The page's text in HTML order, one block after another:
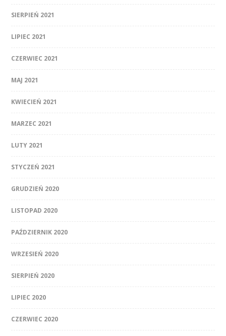
SIERPIEŃ 2021
LIPIEC 2021
CZERWIEC 2021
MAJ 2021
KWIECIEŃ 2021
MARZEC 2021
LUTY 2021
STYCZEŃ 2021
GRUDZIEŃ 2020
LISTOPAD 2020
PAŹDZIERNIK 2020
WRZESIEŃ 2020
SIERPIEŃ 2020
LIPIEC 2020
CZERWIEC 2020